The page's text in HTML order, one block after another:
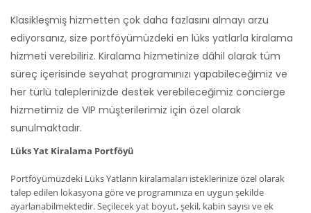
Klasikleşmiş hizmetten çok daha fazlasını almayı arzu
ediyorsanız, size portföyümüzdeki en lüks yatlarla kiralama
hizmeti verebiliriz. Kiralama hizmetinize dâhil olarak tüm
süreç içerisinde seyahat programınızı yapabileceğimiz ve
her türlü taleplerinizde destek verebileceğimiz concierge
hizmetimiz de VIP müşterilerimiz için özel olarak
sunulmaktadır.
Lüks Yat Kiralama Portföyü
Portföyümüzdeki Lüks Yatların kiralamaları isteklerinize özel olarak
talep edilen lokasyona göre ve programınıza en uygun şekilde
ayarlanabilmektedir. Seçilecek yat boyut, şekil, kabin sayısı ve ek